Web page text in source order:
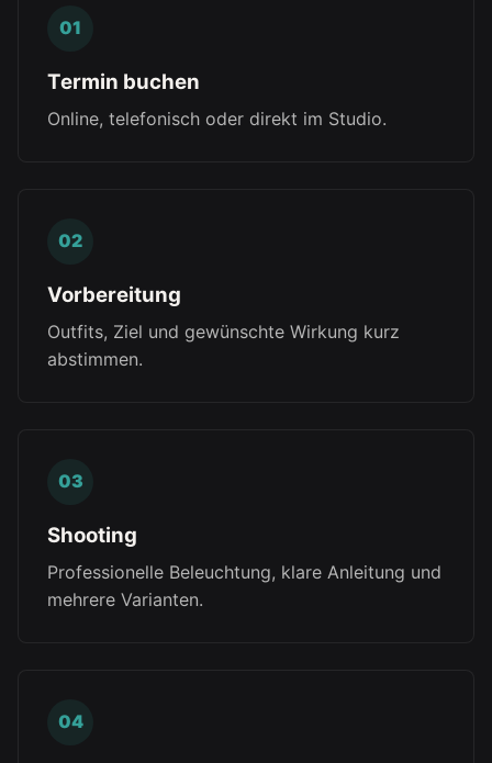
Termin buchen
Online, telefonisch oder direkt im Studio.
Vorbereitung
Outfits, Ziel und gewünschte Wirkung kurz
abstimmen.
Shooting
Professionelle Beleuchtung, klare Anleitung und
mehrere Varianten.